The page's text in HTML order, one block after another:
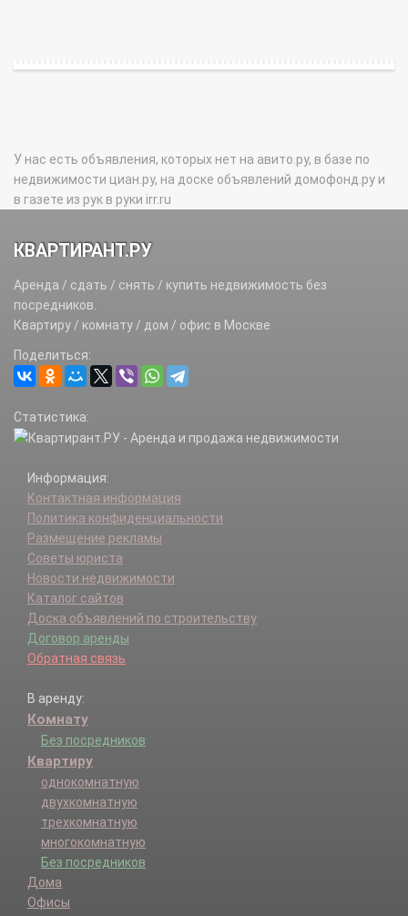
У нас есть объявления, которых нет на авито.ру, в базе по
недвижимости циан.ру, на доске объявлений домофонд.ру и
в газете из рук в руки irr.ru
КВАРТИРАНТ.РУ
Аренда / сдать / снять / купить недвижимость без
посредников.
Квартиру / комнату / дом / офис в Москве
Поделиться:
Статистика:
Информация:
Контактная информация
Политика конфиденциальности
Размещение рекламы
Советы юриста
Новости недвижимости
Каталог сайтов
Доска объявлений по строительству
Договор аренды
Обратная связь
В аренду:
Комнату
Без посредников
Квартиру
однокомнатную
двухкомнатную
трехкомнатную
многокомнатную
Без посредников
Дома
Офисы